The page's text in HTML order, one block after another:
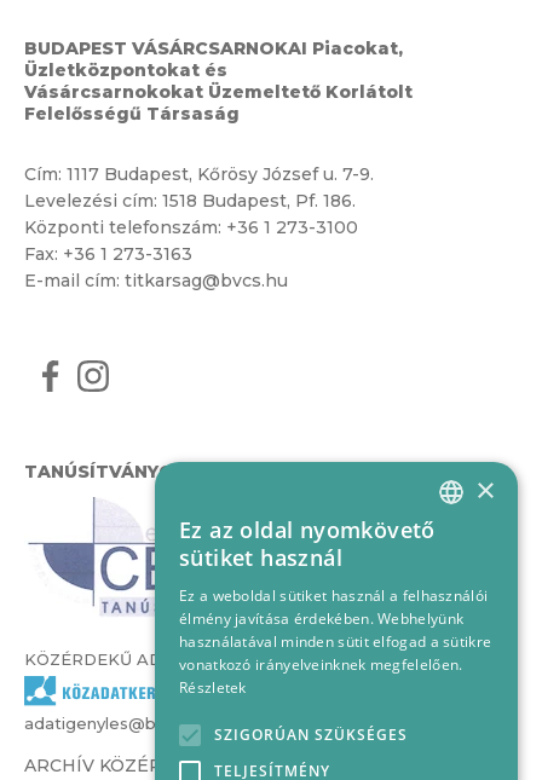
BUDAPEST VÁSÁRCSARNOKAI Piacokat,
Üzletközpontokat és
Vásárcsarnokokat Üzemeltető Korlátolt
Felelősségű Társaság
Cím: 1117 Budapest, Kőrösy József u. 7-9.
Levelezési cím: 1518 Budapest, Pf. 186.
Központi telefonszám: +36 1 273-3100
Fax: +36 1 273-3163
E-mail cím: titkarsag@bvcs.hu
TANÚSÍTVÁNYOK
KÖZÉRDEKŰ ADATOK
adatigenyles@bvcs.hu
ARCHÍV KÖZÉRDEKŰ ADATOK –
HUNGARIAN
×
Ez az oldal nyomkövető
sütiket használ
Ez a weboldal sütiket használ a felhasználói
élmény javítása érdekében. Webhelyünk
használatával minden sütit elfogad a sütikre
vonatkozó irányelveinknek megfelelően.
Részletek
SZIGORÚAN SZÜKSÉGES
TELJESÍTMÉNY